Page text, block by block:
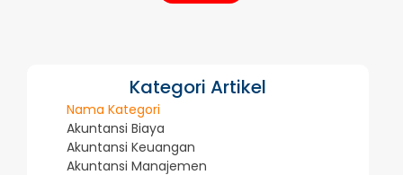
Kategori Artikel
Nama Kategori
Akuntansi Biaya
Akuntansi Keuangan
Akuntansi Manajemen